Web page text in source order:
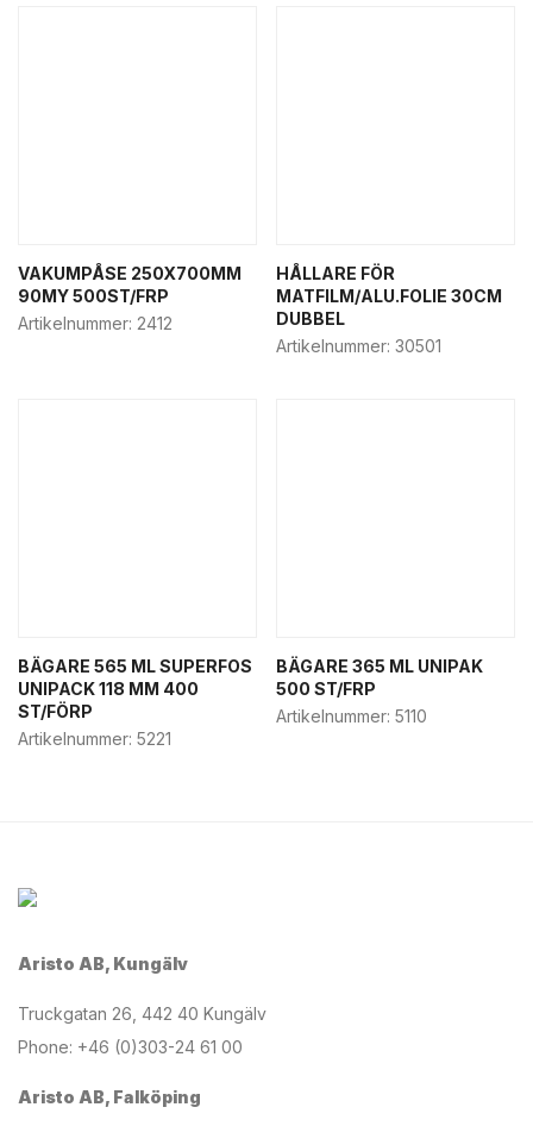
VAKUMPÅSE 250X700MM
90MY 500ST/FRP
Artikelnummer: 2412
HÅLLARE FÖR
MATFILM/ALU.FOLIE 30CM
DUBBEL
Artikelnummer: 30501
BÄGARE 565 ML SUPERFOS
UNIPACK 118 MM 400
ST/FÖRP
Artikelnummer: 5221
BÄGARE 365 ML UNIPAK
500 ST/FRP
Artikelnummer: 5110
Aristo AB, Kungälv
Truckgatan 26, 442 40 Kungälv
Phone: +46 (0)303-24 61 00
Aristo AB, Falköping